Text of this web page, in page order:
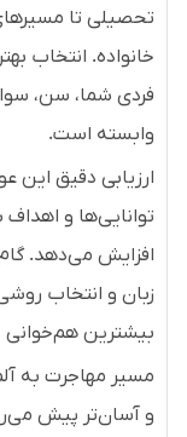
تحصیلی تا
خانواده. انتخاب
فردی شما، سن،
وابسته است.
ارزیابی دقیق این
توانایی‌ها و
افزایش می‌دهد.
زبان و انتخاب
بیشترین هم‌خوانی
مسیر مهاجرت به
و آسان‌تر پیش